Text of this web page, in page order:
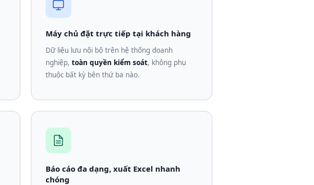
Máy chủ đặt trực tiếp tại khách hàng
Dữ liệu lưu nội bộ trên hệ thống doanh
nghiệp,toàn quyền kiểm soát, không phụ
thuộc bất kỳ bên thứ ba nào.
Báo cáo đa dạng, xuất Excel nhanh
chóng